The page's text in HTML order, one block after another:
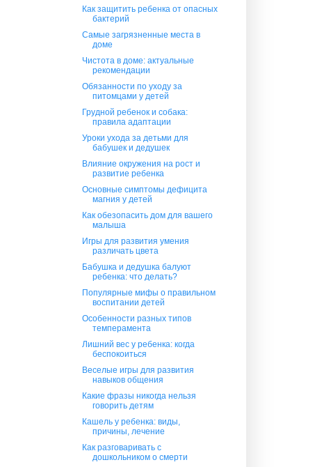
Как защитить ребенка от опасных
бактерий
Самые загрязненные места в
доме
Чистота в доме: актуальные
рекомендации
Обязанности по уходу за
питомцами у детей
Грудной ребенок и собака:
правила адаптации
Уроки ухода за детьми для
бабушек и дедушек
Влияние окружения на рост и
развитие ребенка
Основные симптомы дефицита
магния у детей
Как обезопасить дом для вашего
малыша
Игры для развития умения
различать цвета
Бабушка и дедушка балуют
ребенка: что делать?
Популярные мифы о правильном
воспитании детей
Особенности разных типов
темперамента
Лишний вес у ребенка: когда
беспокоиться
Веселые игры для развития
навыков общения
Какие фразы никогда нельзя
говорить детям
Кашель у ребенка: виды,
причины, лечение
Как разговаривать с
дошкольником о смерти